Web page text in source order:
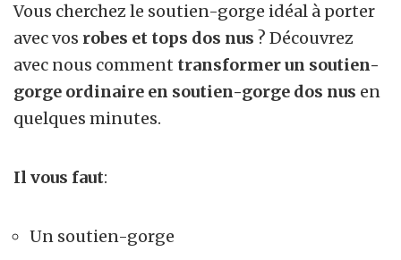
Vous cherchez le soutien-gorge idéal à porter
avec vos robes et tops dos nus ? Découvrez
avec nous comment transformer un soutien-
gorge ordinaire en soutien-gorge dos nus en
quelques minutes.
Il vous faut:
Un soutien-gorge